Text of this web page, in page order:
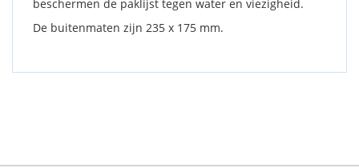
beschermen de paklijst tegen water en viezigheid.
De buitenmaten zijn 235 x 175 mm.